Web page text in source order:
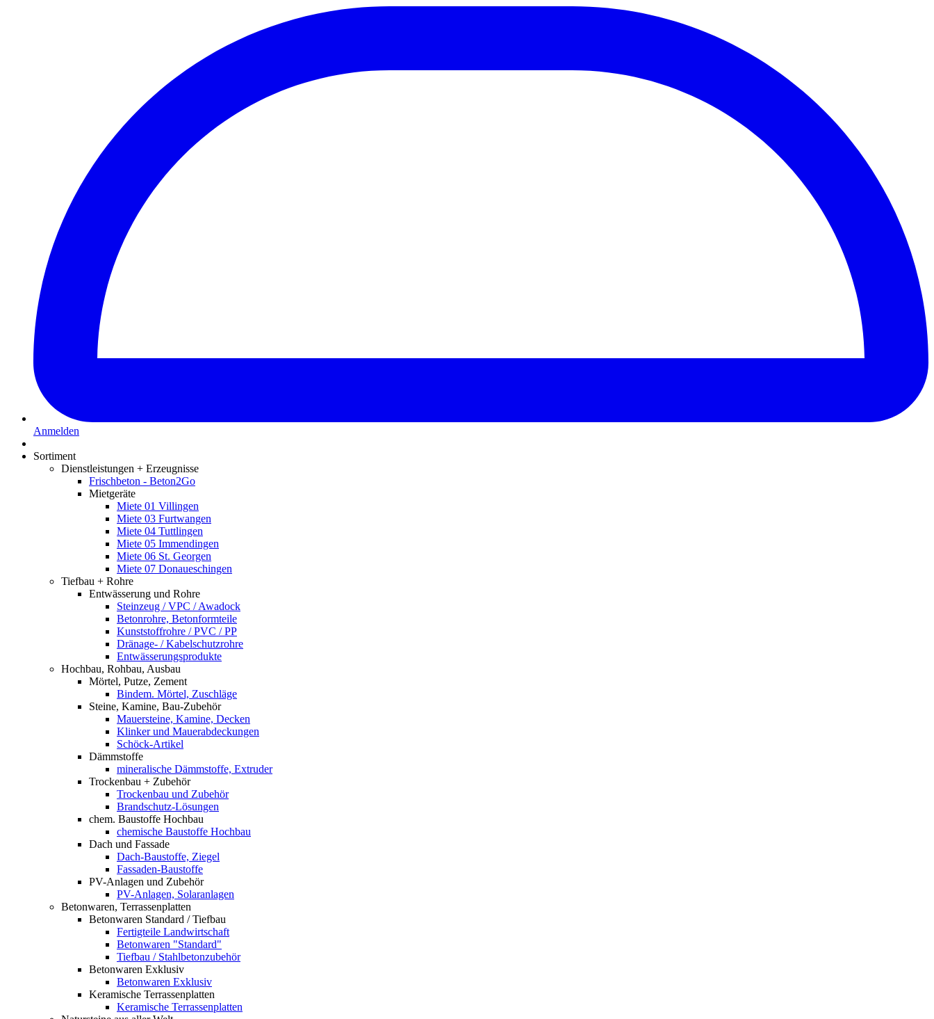
Anmelden
Sortiment
Dienstleistungen + Erzeugnisse
Frischbeton - Beton2Go
Mietgeräte
Miete 01 Villingen
Miete 03 Furtwangen
Miete 04 Tuttlingen
Miete 05 Immendingen
Miete 06 St. Georgen
Miete 07 Donaueschingen
Tiefbau + Rohre
Entwässerung und Rohre
Steinzeug / VPC / Awadock
Betonrohre, Betonformteile
Kunststoffrohre / PVC / PP
Dränage- / Kabelschutzrohre
Entwässerungsprodukte
Hochbau, Rohbau, Ausbau
Mörtel, Putze, Zement
Bindem. Mörtel, Zuschläge
Steine, Kamine, Bau-Zubehör
Mauersteine, Kamine, Decken
Klinker und Mauerabdeckungen
Schöck-Artikel
Dämmstoffe
mineralische Dämmstoffe, Extruder
Trockenbau + Zubehör
Trockenbau und Zubehör
Brandschutz-Lösungen
chem. Baustoffe Hochbau
chemische Baustoffe Hochbau
Dach und Fassade
Dach-Baustoffe, Ziegel
Fassaden-Baustoffe
PV-Anlagen und Zubehör
PV-Anlagen, Solaranlagen
Betonwaren, Terrassenplatten
Betonwaren Standard / Tiefbau
Fertigteile Landwirtschaft
Betonwaren "Standard"
Tiefbau / Stahlbetonzubehör
Betonwaren Exklusiv
Betonwaren Exklusiv
Keramische Terrassenplatten
Keramische Terrassenplatten